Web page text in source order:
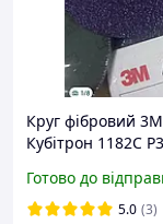
Круг фібровий 3М
Кубітрон 1182С
зачисний
шліфувальний
Готово до
5.0 (3)